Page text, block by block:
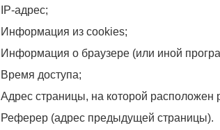
IP-адрес;
Информация из cookies;
Информация о браузере (или иной
Время доступа;
Адрес страницы, на которой расположен
Реферер (адрес предыдущей страницы).